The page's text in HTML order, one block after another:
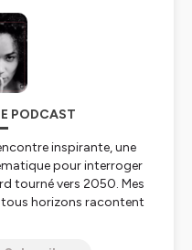
PODCAST
inspirante, une
pour interroger
tourné vers 2050. Mes
tous horizons racontent